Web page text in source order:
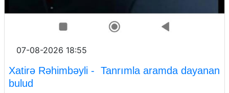
07-08-2026 18:55
Xatirə Rəhimbəyli - Tanrımla aramda dayanan
bulud